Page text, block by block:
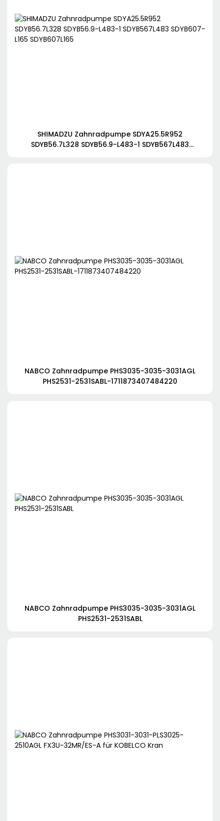
SHIMADZU Zahnradpumpe SDYA25.5R952
SDYB56.7L328 SDYB56.9-L483-1 SDYB567L483
NABCO Zahnradpumpe PHS3035-3035-3031AGL
PHS2531-2531SABL-1711873407484220
NABCO Zahnradpumpe PHS3035-3035-3031AGL
PHS2531-2531SABL